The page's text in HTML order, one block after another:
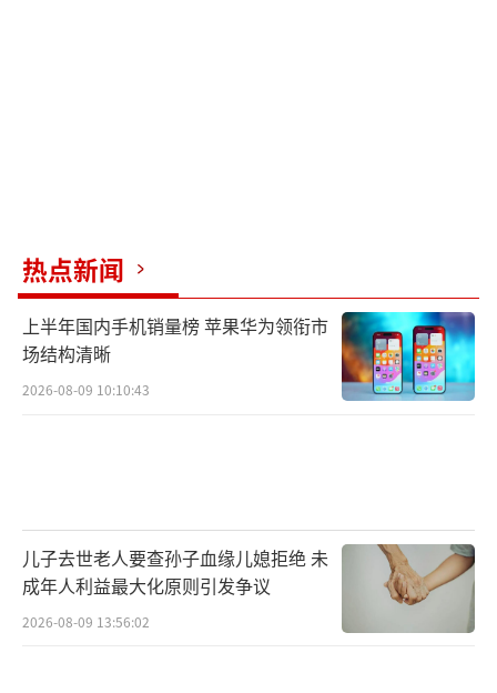
热点新闻
上半年国内手机销量榜 苹果华为领衔市
场结构清晰
2026-08-09 10:10:43
儿子去世老人要查孙子血缘儿媳拒绝 未
成年人利益最大化原则引发争议
2026-08-09 13:56:02